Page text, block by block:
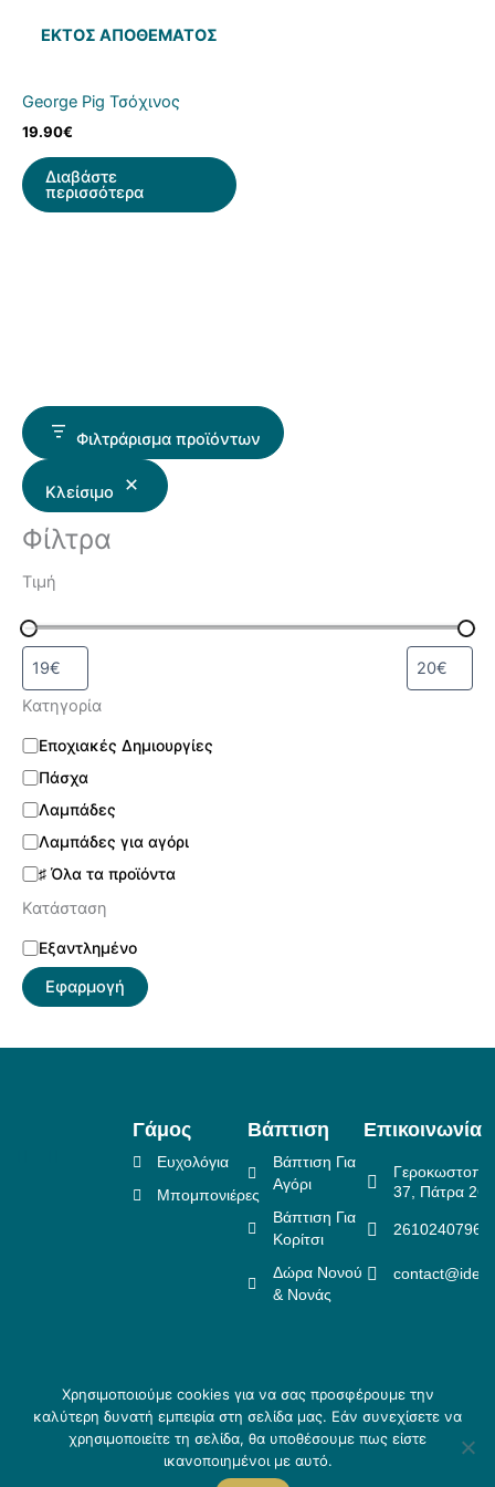
Φιλτράρισμα προϊόντων
Κλείσιμο
Φίλτρα
Τιμή
Κατηγορία
Εποχιακές Δημιουργίες
Πάσχα
Λαμπάδες
Λαμπάδες για αγόρι
♯ Όλα τα προϊόντα
Κατάσταση
Εξαντλημένο
Εφαρμογή
ΕΚΤΌΣ ΑΠΟΘΈΜΑΤΟΣ
George Pig Τσόχινος
19.90€
Διαβάστε
περισσότερα
Γάμος
Ευχολόγια
Μπομπονιέρες
Βάπτιση
Βάπτιση Για
Αγόρι
Βάπτιση Για
Κορίτσι
Δώρα Νονού
& Νονάς
Επικοινωνία
37, Πάτρα
2610240796
Copyright ©
2026 Idea
Crafted
by
Πολιτική Επιστροφών
Πολιτική Απορρήτου
Τρόποι αποστολής & Τρόποι
Χρησιμοποιούμε cookies για να σας προσφέρουμε την
καλύτερη δυνατή εμπειρία στη σελίδα μας. Εάν συνεχίσετε να
χρησιμοποιείτε τη σελίδα, θα υποθέσουμε πως είστε
ικανοποιημένοι με αυτό.